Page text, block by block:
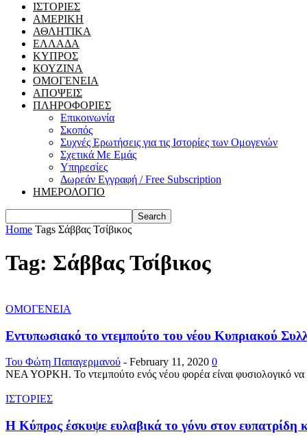
ΙΣΤΟΡΙΕΣ
ΑΜΕΡΙΚΗ
ΑΘΛΗΤΙΚΑ
ΕΛΛΑΔΑ
ΚΥΠΡΟΣ
ΚΟΥΖΙΝΑ
ΟΜΟΓΕΝΕΙΑ
ΑΠΟΨΕΙΣ
ΠΛΗΡΟΦΟΡΙΕΣ
Επικοινωνία
Σκοπός
Συχνές Ερωτήσεις για τις Ιστορίες των Ομογενών
Σχετικά Με Εμάς
Υπηρεσίες
Δωρεάν Εγγραφή / Free Subscription
ΗΜΕΡΟΛΟΓΙΟ
Home Tags Σάββας Τσίβικος
Tag: Σάββας Τσίβικος
ΟΜΟΓΕΝΕΙΑ
Εντυπωσιακό το ντεμπούτο του νέου Κυπριακού
Του Φώτη Παπαγερμανού - February 11, 2020 0
ΝΕΑ ΥΟΡΚΗ. Το ντεμπούτο ενός νέου φορέα είναι φυσιολογικό να
ΙΣΤΟΡΙΕΣ
Η Κύπρος έσκυψε ευλαβικά το γόνυ στον ευπατρίδη